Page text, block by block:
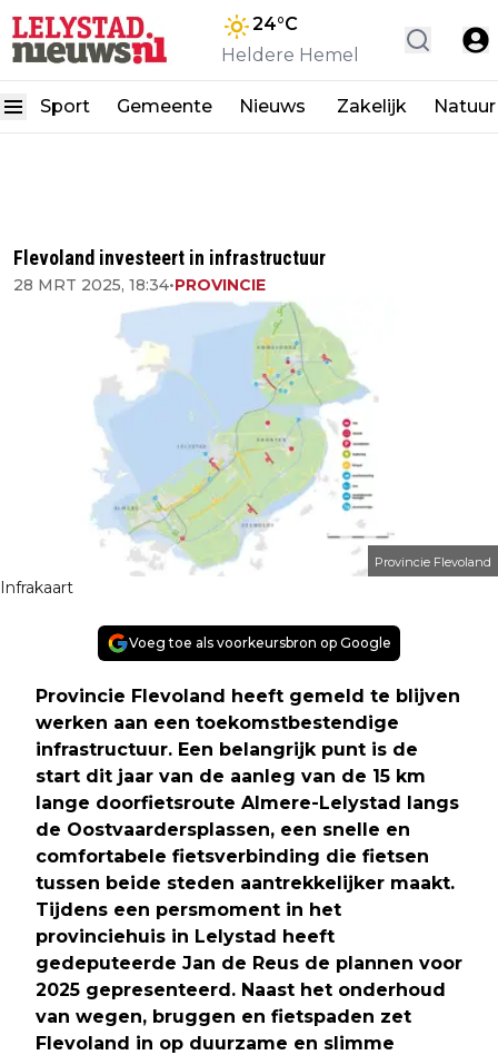
24°C
Heldere Hemel
Sport Gemeente Nieuws Zakelijk Natuur
Flevoland investeert in infrastructuur
28 MRT 2025, 18:34•PROVINCIE
Provincie Flevoland
Infrakaart
Voeg toe als voorkeursbron op Google
Provincie Flevoland heeft gemeld te blijven
werken aan een toekomstbestendige
infrastructuur. Een belangrijk punt is de
start dit jaar van de aanleg van de 15 km
lange doorfietsroute Almere-Lelystad langs
de Oostvaardersplassen, een snelle en
comfortabele fietsverbinding die fietsen
tussen beide steden aantrekkelijker maakt.
Tijdens een persmoment in het
provinciehuis in Lelystad heeft
gedeputeerde Jan de Reus de plannen voor
2025 gepresenteerd. Naast het onderhoud
van wegen, bruggen en fietspaden zet
Flevoland in op duurzame en slimme